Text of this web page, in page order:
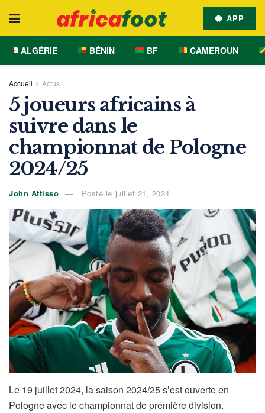
APP
ALGÉRIE BÉNIN BF CAMEROUN
Accueil Actus
5 joueurs africains à
suivre dans le
championnat de Pologne
2024/25
John Attisso Posté le juillet 21, 2024
Le 19 juillet 2024, la saison 2024/25 s’est ouverte en
Pologne avec le championnat de première division.